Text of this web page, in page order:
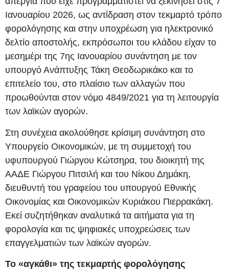
Ιανουαρίου 2026, ως αντίδραση στον τεκμαρτό τρόπο
φορολόγησης και στην υποχρέωση για ηλεκτρονικό
δελτίο αποστολής, εκπρόσωποι του κλάδου είχαν το
μεσημέρι της 7ης Ιανουαρίου συνάντηση με τον
υπουργό Ανάπτυξης Τάκη Θεοδωρικάκο και το
επιτελείο του, στο πλαίσιο των αλλαγών που
προωθούνται στον νόμο 4849/2021 για τη λειτουργία
των λαϊκών αγορών.
Στη συνέχεια ακολούθησε κρίσιμη συνάντηση στο
Υπουργείο Οικονομικών, με τη συμμετοχή του
υφυπουργού Γιώργου Κώτσηρα, του διοικητή της
ΑΑΔΕ Γιώργου Πιτσιλή και του Νίκου Δημάκη,
διευθυντή του γραφείου του υπουργού Εθνικής
Οικονομίας και Οικονομικών Κυριάκου Πιερρακάκη.
Εκεί συζητήθηκαν αναλυτικά τα αιτήματα για τη
φορολογία και τις ψηφιακές υποχρεώσεις των
επαγγελματιών των λαϊκών αγορών.
Το «αγκάθι» της τεκμαρτής φορολόγησης